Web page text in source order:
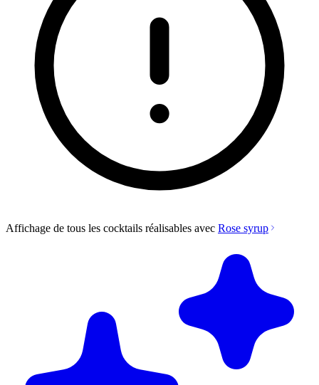
Affichage de tous les cocktails réalisables avec Rose syrup